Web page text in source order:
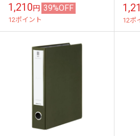
ブラック ﾌ-NE650D ネオス 多枚
数 大量
1,210円 39%OFF
12ポイント
ネイ
数 大量
12ポ